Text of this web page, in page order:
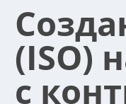
(ISO)
с